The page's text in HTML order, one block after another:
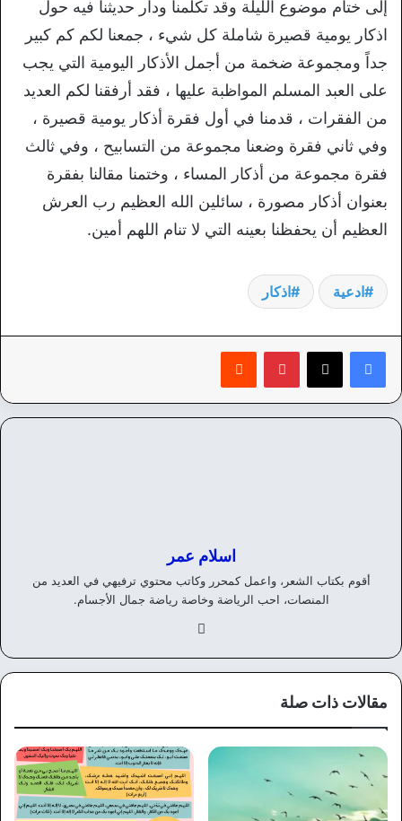
إلى ختام موضوع الليلة وقد تكلمنا ودار حديثنا فيه حول
اذكار يومية قصيرة شاملة كل شيء ، جمعنا لكم كم كبير
جداً ومجموعة ضخمة من أجمل الأذكار اليومية التي يجب
على العبد المسلم المواظبة عليها ، فقد أرفقنا لكم العديد
من الفقرات ، قدمنا في أول فقرة أذكار يومية قصيرة ،
وفي ثاني فقرة وضعنا مجموعة من التسابيح ، وفي ثالث
فقرة مجموعة من أذكار المساء ، وختمنا مقالنا بفقرة
بعنوان أذكار مصورة ، سائلين الله العظيم رب العرش
العظيم أن يحفظنا بعينه التي لا تنام اللهم أمين.
ادعية اذكار
بينتيريست
اسلام عمر
أقوم بكتاب الشعر، واعمل كمحرر وكاتب محتوي ترفيهي في العديد من
المنصات، احب الرياضة وخاصة رياضة جمال الأجسام.
وك
مقالات ذات صلة